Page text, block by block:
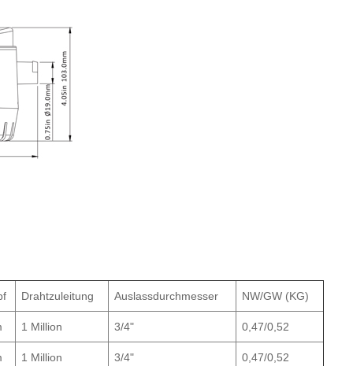
Drahtzuleitung Auslassdurchmesser NW/GW (KG)
1 Million 3/4" 0,47/0,52
1 Million 3/4" 0,47/0,52